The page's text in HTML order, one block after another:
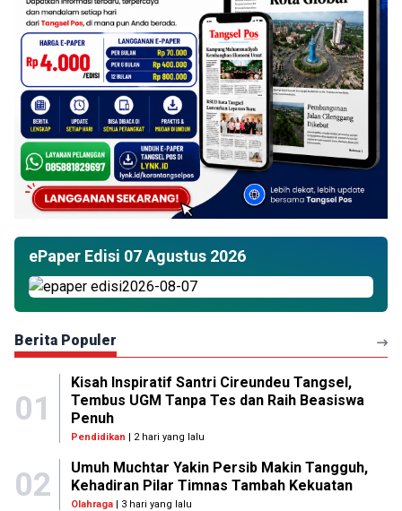
ePaper Edisi 07 Agustus 2026
Berita Populer
01
Kisah Inspiratif Santri Cireundeu Tangsel,
Tembus UGM Tanpa Tes dan Raih Beasiswa
Penuh
Pendidikan | 2 hari yang lalu
02
Umuh Muchtar Yakin Persib Makin Tangguh,
Kehadiran Pilar Timnas Tambah Kekuatan
Olahraga| 3 hari yang lalu